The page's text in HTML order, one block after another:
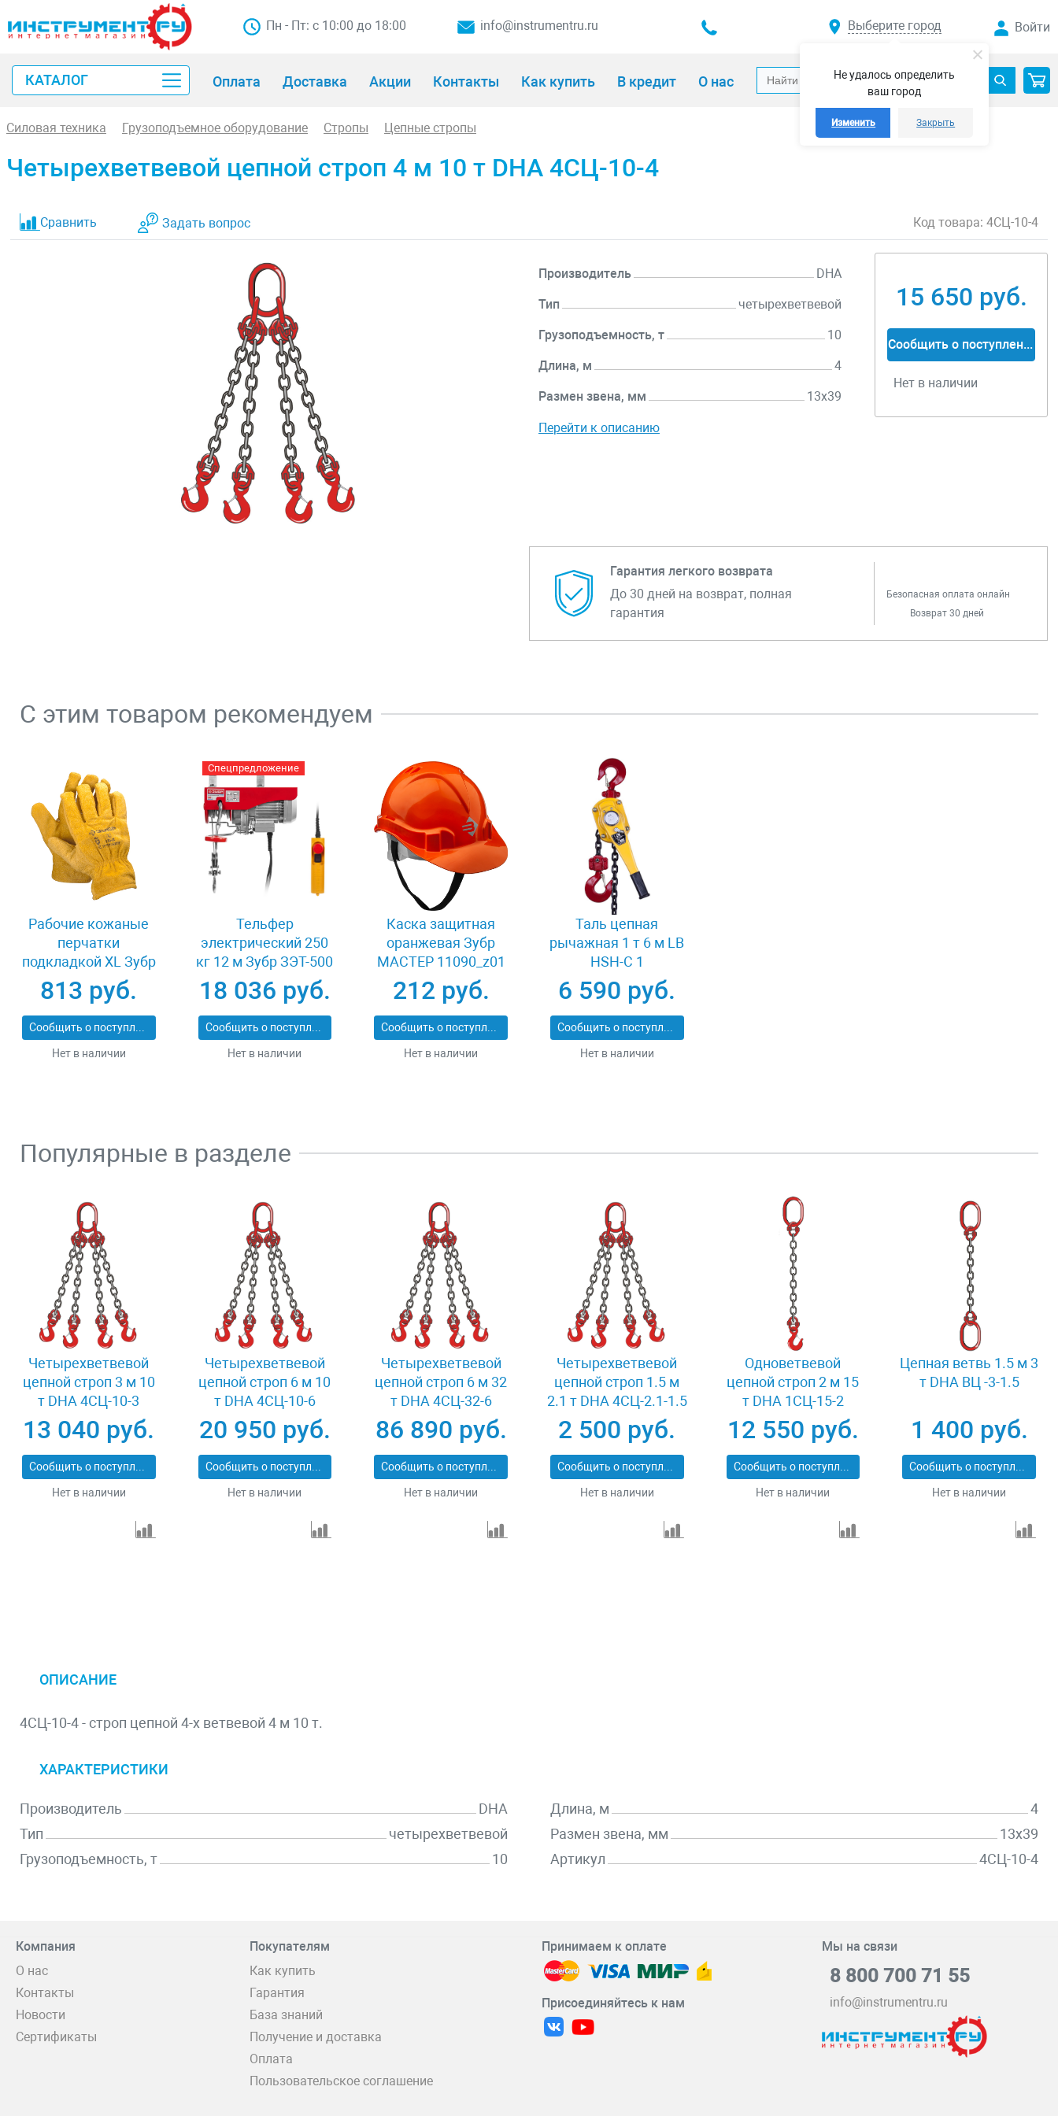
Не удалось определить
ваш город
Изменить Закрыть
Пн - Пт: с 10:00 до 18:00 info@instrumentru.ru Выберите город Войти
КАТАЛОГ Оплата Доставка Акции Контакты Как купить В кредит О нас
Силовая техника Грузоподъемное оборудование Стропы Цепные стропы
Четырехветвевой цепной строп 4 м 10 т DHA 4СЦ-10-4
Сравнить Задать вопрос Код товара: 4СЦ-10-4
Производитель DHA
Тип четырехветвевой
Грузоподъемность, т 10
Длина, м 4
Размен звена, мм 13х39
Перейти к описанию
15 650 руб.
Сообщить о поступлении
Нет в наличии
Гарантия легкого возврата
До 30 дней на возврат, полная
гарантия
Безопасная оплата онлайн
Возврат 30 дней
С этим товаром рекомендуем
Рабочие кожаные
перчатки
подкладкой XL Зубр
МАСТЕР 1135-XL
813 руб.
Сообщить о поступлении
Нет в наличии
Спецпредложение
Тельфер
электрический 250
кг 12 м Зубр ЗЭТ-500
18 036 руб.
Сообщить о поступлении
Нет в наличии
Каска защитная
оранжевая Зубр
МАСТЕР 11090_z01
212 руб.
Сообщить о поступлении
Нет в наличии
Таль цепная
рычажная 1 т 6 м LB
HSH-C 1
6 590 руб.
Сообщить о поступлении
Нет в наличии
Популярные в разделе
Четырехветвевой
цепной строп 3 м 10
т DHA 4СЦ-10-3
13 040 руб.
Сообщить о поступлении
Нет в наличии
Четырехветвевой
цепной строп 6 м 10
т DHA 4СЦ-10-6
20 950 руб.
Сообщить о поступлении
Нет в наличии
Четырехветвевой
цепной строп 6 м 32
т DHA 4СЦ-32-6
86 890 руб.
Сообщить о поступлении
Нет в наличии
Четырехветвевой
цепной строп 1.5 м
2.1 т DHA 4СЦ-2.1-1.5
2 500 руб.
Сообщить о поступлении
Нет в наличии
Одноветвевой
цепной строп 2 м 15
т DHA 1СЦ-15-2
12 550 руб.
Сообщить о поступлении
Нет в наличии
Цепная ветвь 1.5 м 3
т DHA ВЦ -3-1.5
1 400 руб.
Сообщить о поступлении
Нет в наличии
ОПИСАНИЕ
4СЦ-10-4 - строп цепной 4-х ветвевой 4 м 10 т.
ХАРАКТЕРИСТИКИ
Производитель
DHA
Тип
четырехветвевой
Грузоподъемность, т
10
Длина, м
4
Размен звена, мм
13х39
Артикул
4СЦ-10-4
Компания
О нас
Контакты
Новости
Сертификаты
Покупателям
Как купить
Гарантия
База знаний
Получение и доставка
Оплата
Пользовательское соглашение
Принимаем к оплате
Присоединяйтесь к нам
Мы на связи
8 800 700 71 55
info@instrumentru.ru